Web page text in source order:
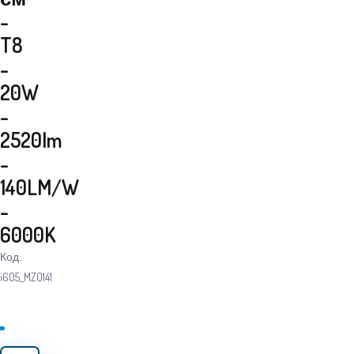
-
T8
-
20W
-
2520lm
-
140LM/W
-
6000K
Код:
i605_MZ0141